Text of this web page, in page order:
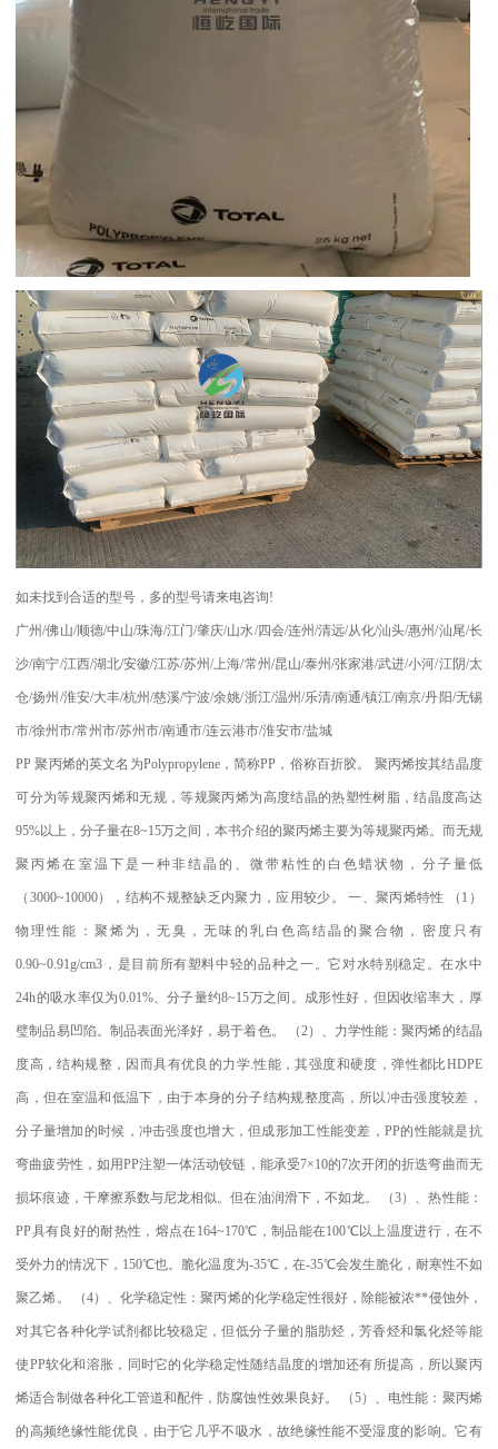
如未找到合适的型号，多的型号请来电咨询!
广州/佛山/顺德/中山/珠海/江门/肇庆/山水/四会/连州 /清远/从化/汕头/惠州/汕尾/长
沙/南宁/江西/湖北/安徽/江苏/苏州/上海/常州 /昆山/泰州 /张家港/武进/小河/江阴/太
仓/扬州 /淮安/大丰/杭州/慈溪/宁波/余姚/浙江/温州 /乐清/南通/镇江/南京/丹阳/无锡
市/徐州市/常州市/苏州市/南通市/连云港市/淮安市/盐城
PP聚丙烯的英文名为Polypropylene，简称PP ，俗称百折胶。 聚丙烯按其结晶度
可分为等规聚丙烯和无规，等规聚丙烯为高度结晶的热塑性树脂，结晶度高达
95%以上，分子量在8~15万之间，本书介绍的聚丙烯主要为等规聚丙烯。而无规
聚丙烯在室温下是一种非结晶的、微带粘性的白色蜡状物，分子量低
（ 3000~10000），结构不规整缺乏内聚力，应用较少。一、聚丙烯特性 （ 1 ）
物理性能：聚烯为，无臭，无味的乳白色高结晶的聚合物，密度只有
0.90~0.91g/cm3 ，是目前所有塑料中轻的品种之一。它对水特别稳定。在水中
24h的吸水率仅为0.01%、分子量约8~15万之间。成形性好，但因收缩率大，厚
璧制品易凹陷。制品表面光泽好，易于着色。 （2）、力学性能：聚丙烯的结晶
度高，结构规整，因而具有优良的力学. 性能，其强度和硬度，弹性都比HDPE
高，但在室温和低温下，由于本身的分子结构规整度高，所以冲击强度较差，
分子量增加的时候，冲击强度也增大，但成形加工性能变差， PP的性能就是抗
弯曲疲劳性，如用PP注塑一体活动铰链，能承受7×10的7次开闭的折迭弯曲而无
损坏痕迹，干摩擦系数与尼龙相似。但在油润滑下，不如龙。 （3）、热性能：
PP具有良好的耐热性，熔点在164~170℃ ，制品能在100℃以上温度进行，在不
受外力的情况下， 150℃也。脆化温度为-35℃，在-35℃会发生脆化，耐寒性不如
聚乙烯。 （4）、化学稳定性：聚丙烯的化学稳定性很好，除能被浓**侵蚀外，
对其它各种化学试剂都比较稳定，但低分子量的脂肪烃，芳香烃和氯化烃等能
使PP软化和溶胀，同时它的化学稳定性随结晶度的增加还有所提高，所以聚丙
烯适合制做各种化工管道和配件，防腐蚀性效果良好。 （5）、电性能：聚丙烯
的高频绝缘性能优良，由于它几乎不吸水，故绝缘性能不受湿度的影响。它有